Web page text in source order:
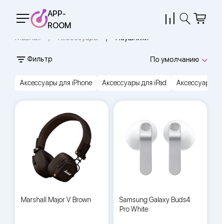
APP-
ROOM
Главная Аксессуары Наушники
Аксессуары для iPhone Аксессуары для iPad Аксессуары
Фильтр По умолчанию
Marshall Major V Brown
Samsung Galaxy Buds4
Pro White